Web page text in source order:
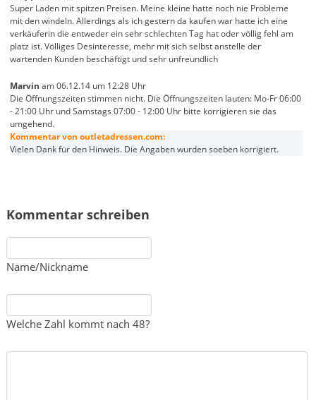
Super Laden mit spitzen Preisen. Meine kleine hatte noch nie Probleme
mit den windeln. Allerdings als ich gestern da kaufen war hatte ich eine
verkäuferin die entweder ein sehr schlechten Tag hat oder völlig fehl am
platz ist. Völliges Desinteresse, mehr mit sich selbst anstelle der
wartenden Kunden beschäftigt und sehr unfreundlich
Marvin am 06.12.14 um 12:28 Uhr
Die Öffnungszeiten stimmen nicht. Die Öffnungszeiten lauten: Mo-Fr 06:00
- 21:00 Uhr und Samstags 07:00 - 12:00 Uhr bitte korrigieren sie das
umgehend.
Kommentar von outletadressen.com:
Vielen Dank für den Hinweis. Die Angaben wurden soeben korrigiert.
Kommentar schreiben
Name/Nickname
Welche Zahl kommt nach 48?